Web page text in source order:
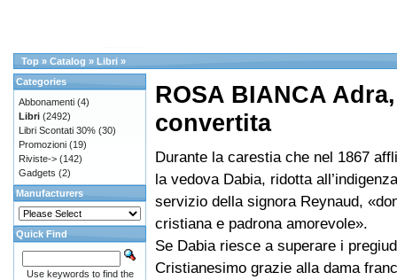
Top » Catalog » Libri »
ROSA BIANCA
convertita
Durante la carestia che nel 1867
la vedova Dabia, ridotta
servizio della signora Reynaud,
cristiana e padrona amorevole».
Se Dabia riesce a superare i
Cristianesimo grazie alla dama
Categories
Abbonamenti (4)
Libri (2492)
Libri Scontati 30% (30)
Promozioni (19)
Riviste-> (142)
Gadgets (2)
Manufacturers
Quick Find
Use keywords to find the